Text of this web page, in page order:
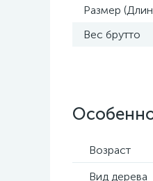
Размер
Вес брутто
Возраст
Вид дерева